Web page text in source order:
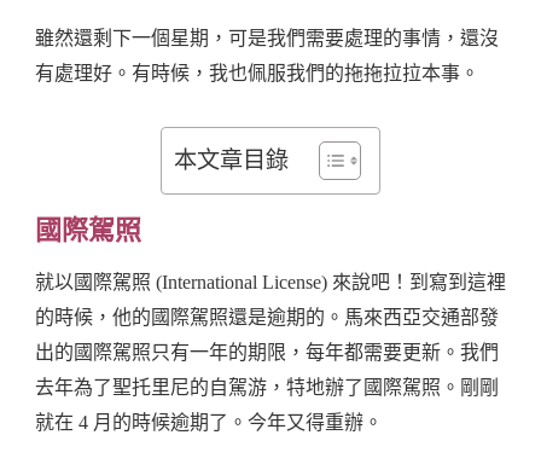
雖然還剩下一個星期，可是我們需要處理的事情，還沒
有處理好。有時候，我也佩服我們的拖拖拉拉本事。
本文章目錄
國際駕照
就以國際駕照 (International License) 來說吧！到寫到這裡
的時候，他的國際駕照還是逾期的。馬來西亞交通部發
出的國際駕照只有一年的期限，每年都需要更新。我們
去年為了聖托里尼的自駕游，特地辦了國際駕照。剛剛
就在 4 月的時候逾期了。今年又得重辦。